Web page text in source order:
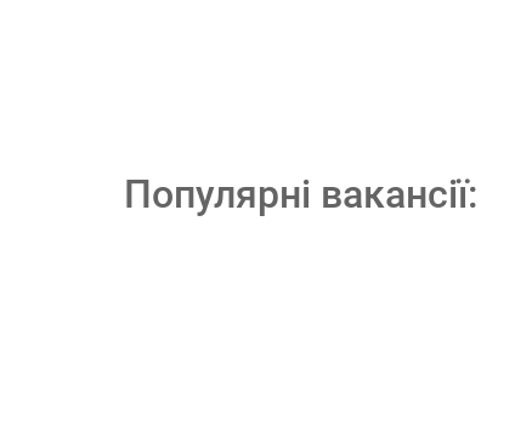
Популярні вакансії: